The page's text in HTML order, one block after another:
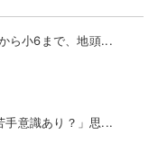
ら小6まで、地頭...
手意識あり？」思...